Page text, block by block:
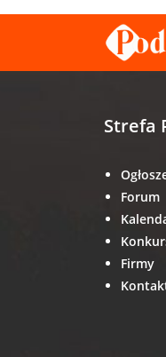
Strefa
Forum
Firmy